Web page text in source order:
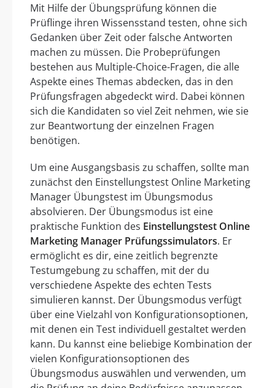
Mit Hilfe der Übungsprüfung können die
Prüflinge ihren Wissensstand testen, ohne sich
Gedanken über Zeit oder falsche Antworten
machen zu müssen. Die Probeprüfungen
bestehen aus Multiple-Choice-Fragen, die alle
Aspekte eines Themas abdecken, das in den
Prüfungsfragen abgedeckt wird. Dabei können
sich die Kandidaten so viel Zeit nehmen, wie sie
zur Beantwortung der einzelnen Fragen
benötigen.
Um eine Ausgangsbasis zu schaffen, sollte man
zunächst den Einstellungstest Online Marketing
Manager Übungstest im Übungsmodus
absolvieren. Der Übungsmodus ist eine
praktische Funktion des Einstellungstest Online
Marketing Manager Prüfungssimulators. Er
ermöglicht es dir, eine zeitlich begrenzte
Testumgebung zu schaffen, mit der du
verschiedene Aspekte des echten Tests
simulieren kannst. Der Übungsmodus verfügt
über eine Vielzahl von Konfigurationsoptionen,
mit denen ein Test individuell gestaltet werden
kann. Du kannst eine beliebige Kombination der
vielen Konfigurationsoptionen des
Übungsmodus auswählen und verwenden, um